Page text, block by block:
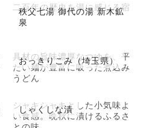
秩父七湯 御代の湯 新木鉱
泉
二百年の歴史を湯に感じる宿
おっきりこみ（埼玉県）
具材の旨味濃厚なつゆを、平
たい麺が豊富に吸った煮込み
うどん
しゃくしな漬
シャキシャキとした小気味よ
い食感。晩秋に漬けるふるさ